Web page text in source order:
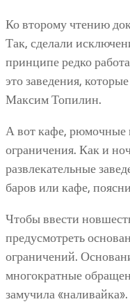
Ко второму чтению
Так, сделали
принципе редко
это заведения,
Максим Топилин.
А вот кафе, рюмочные
ограничения. Как и
развлекательные
баров или кафе,
Чтобы ввести
предусмотреть
ограничений.
многократные
замучила